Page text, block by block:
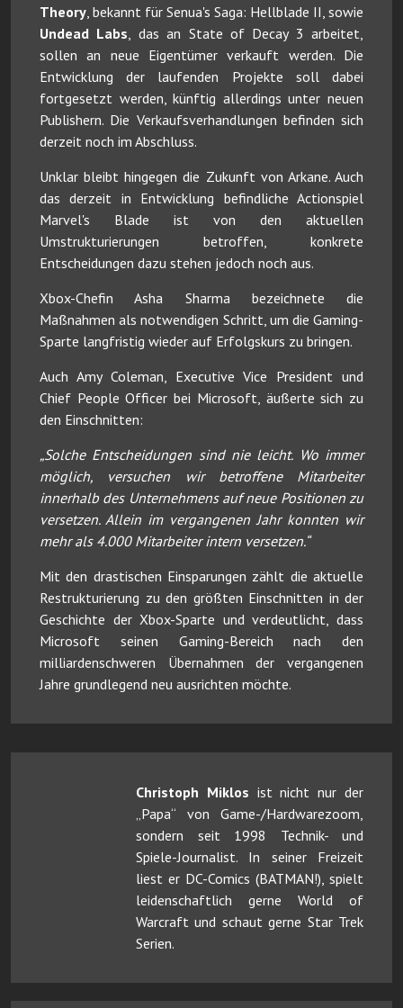
Theory , bekannt für Senua's Saga: Hellblade II, sowie
Undead Labs , das an State of Decay 3 arbeitet,
sollen an neue Eigentümer verkauft werden. Die
Entwicklung der laufenden Projekte soll dabei
fortgesetzt werden, künftig allerdings unter neuen
Publishern. Die Verkaufsverhandlungen befinden sich
derzeit noch im Abschluss.
Unklar bleibt hingegen die Zukunft von Arkane. Auch
das derzeit in Entwicklung befindliche Actionspiel
Marvel's Blade ist von den aktuellen
Umstrukturierungen betroffen, konkrete
Entscheidungen dazu stehen jedoch noch aus.
Xbox-Chefin Asha Sharma bezeichnete die
Maßnahmen als notwendigen Schritt, um die Gaming-
Sparte langfristig wieder auf Erfolgskurs zu bringen.
Auch Amy Coleman, Executive Vice President und
Chief People Officer bei Microsoft, äußerte sich zu
den Einschnitten:
„Solche Entscheidungen sind nie leicht. Wo immer
möglich, versuchen wir betroffene Mitarbeiter
innerhalb des Unternehmens auf neue Positionen zu
versetzen. Allein im vergangenen Jahr konnten wir
mehr als 4.000 Mitarbeiter intern versetzen.“
Mit den drastischen Einsparungen zählt die aktuelle
Restrukturierung zu den größten Einschnitten in der
Geschichte der Xbox-Sparte und verdeutlicht, dass
Microsoft seinen Gaming-Bereich nach den
milliardenschweren Übernahmen der vergangenen
Jahre grundlegend neu ausrichten möchte.
Christoph Miklos ist nicht nur der
„Papa“ von Game-/Hardwarezoom,
sondern seit 1998 Technik- und
Spiele-Journalist. In seiner Freizeit
liest er DC-Comics (BATMAN!), spielt
leidenschaftlich gerne World of
Warcraft und schaut gerne Star Trek
Serien.